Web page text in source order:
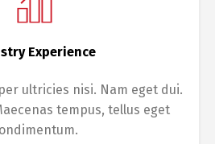
Experience
ultricies nisi. Nam eget dui.
tempus, tellus eget